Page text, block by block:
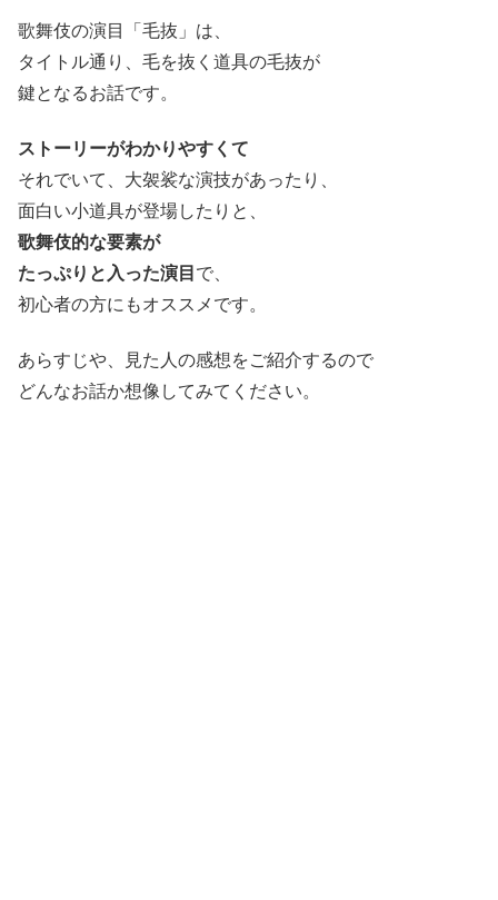
歌舞伎の演目「毛抜」は、
タイトル通り、毛を抜く道具の毛抜が
鍵となるお話です。
ストーリーがわかりやすくて
それでいて、大袈裟な演技があったり、
面白い小道具が登場したりと、
歌舞伎的な要素が
たっぷりと入った演目 で、
初心者の方にもオススメです。
あらすじや、見た人の感想をご紹介するので
どんなお話か想像してみてください。